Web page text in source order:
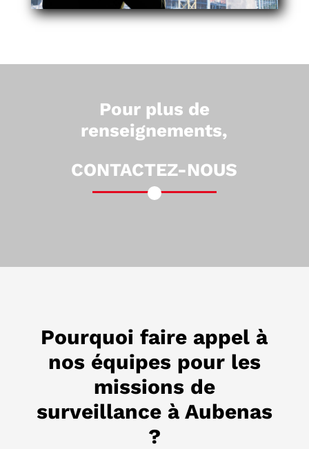
Pour plus de
renseignements,
CONTACTEZ-NOUS
Pourquoi faire appel à
nos équipes pour les
missions de
surveillance à Aubenas
?